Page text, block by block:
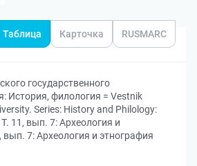
Таблица Карточка RUSMARC
государственного
История, филология = Vestnik
Series: History and Philology:
11, вып. 7: Археология и
7: Археология и этнография